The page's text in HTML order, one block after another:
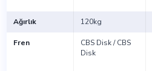
Ağırlık 120kg
Fren
CBS Disk / CBS
Disk